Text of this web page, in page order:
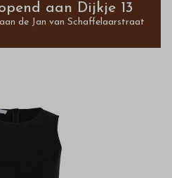
aan Dijkje 13
de Jan van Schaffelaarstraat